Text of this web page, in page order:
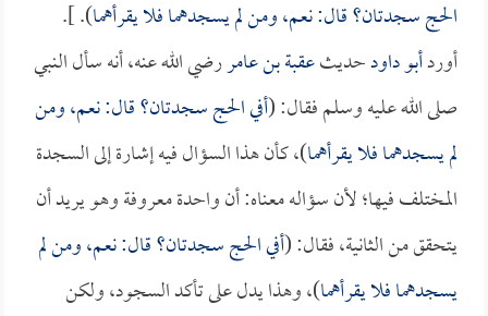
الحج سجدتان؟ قال: نعم، ومن لم يسجدهما فلا يقرأهما). ].
أوردأبو داودحديثعقبة بن عامررضي الله عنه، أنه سأل النبي
صلى الله عليه وسلم فقال: (أفي الحج سجدتان؟ قال: نعم، ومن
لم يسجدهما فلا يقرأهما)، كأن هذا السؤال فيه إشارة إلى السجدة
المختلف فيها؛ لأن سؤاله معناه: أن واحدة معروفة وهو يريد أن
يتحقق من الثانية، فقال: (أفي الحج سجدتان؟ قال: نعم، ومن لم
يسجدهما فلا يقرأهما)، وهذا يدل على تأكد السجود، ولكن